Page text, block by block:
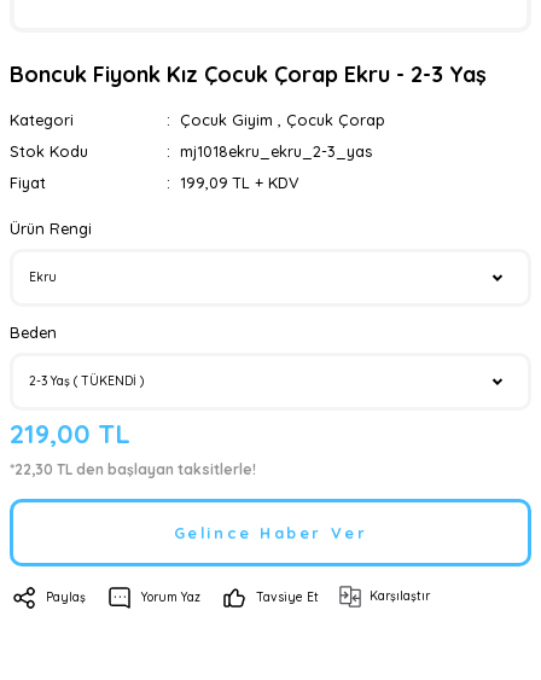
Boncuk Fiyonk Kız Çocuk Çorap Ekru - 2-3 Yaş
Kategori Çocuk Giyim
Çocuk Çorap
Stok Kodu
mj1018ekru_ekru_2-3_yas
Fiyat
199,09 TL + KDV
Ürün Rengi
Beden
219,00 TL
*22,30 TL den başlayan taksitlerle!
Gelince Haber Ver
Paylaş Yorum Yaz Tavsiye Et Karşılaştır